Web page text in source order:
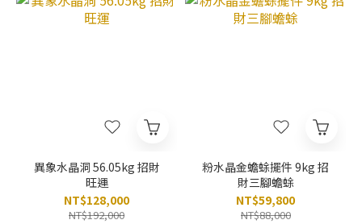
異象水晶洞 56.05kg 招財
旺運
NT$128,000
NT$192,000
粉水晶金蟾蜍擺件 9kg 招
財三腳蟾蜍
NT$59,800
NT$88,000